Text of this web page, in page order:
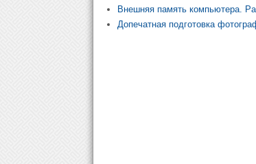
Внешняя память компьютера.
Допечатная подготовка